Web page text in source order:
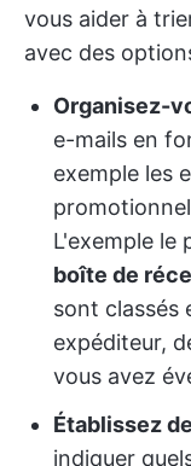
vous aider à
avec des
Organisez-
e-mails en
exemple les
L'exemple le
boîte de
sont classés
expéditeur,
vous avez
Établissez
indiquer